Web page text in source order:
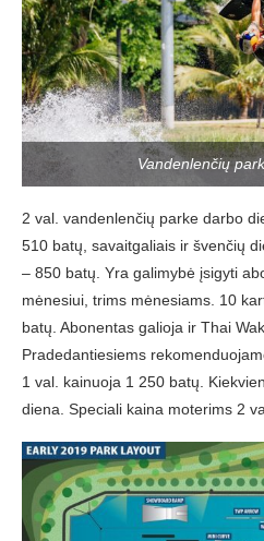
Vandenlenčių
2 val. vandenlenčių parke darbo
510 batų, savaitgaliais ir švenčių
– 850 batų. Yra galimybė įsigyti
mėnesiui, trims mėnesiams. 10
batų. Abonentas galioja ir Thai
Pradedantiesiems
1 val. kainuoja 1 250 batų.
diena. Speciali kaina moterims 2